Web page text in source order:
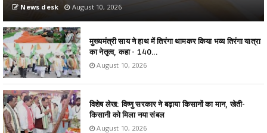
News desk August 10, 2026
मुख्यमंत्री साय ने हाथ में तिरंगा थामकर किया भव्य तिरंगा यात्रा
का नेतृत्व, कहा - 140...
August 10, 2026
विशेष लेख: विष्णु सरकार ने बढ़ाया किसानों का मान, खेती-
किसानी को मिला नया संबल
August 10, 2026